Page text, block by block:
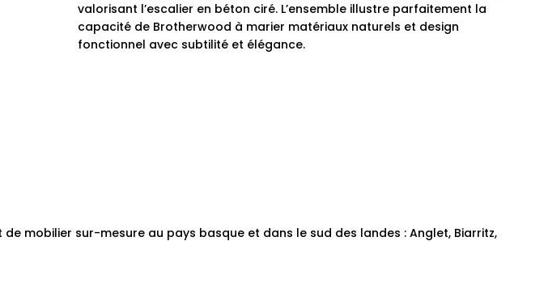
valorisant l’escalier en béton ciré. L’ensemble illustre parfaitement la
capacité de Brotherwood à marier matériaux naturels et design
fonctionnel avec subtilité et élégance.
de mobilier sur-mesure au pays basque et dans le sud des landes :Anglet, Biarritz,